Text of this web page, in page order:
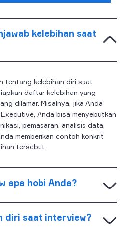
kelebihan saat
tentang kelebihan diri saat
daftar kelebihan yang
dilamar. Misalnya, jika Anda
Anda bisa menyebutkan
pemasaran, analisis data,
memberikan contoh konkrit
tersebut.
apa hobi Anda?
diri saat interview?